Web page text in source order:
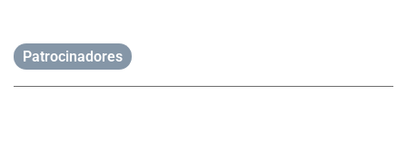
Patrocinadores